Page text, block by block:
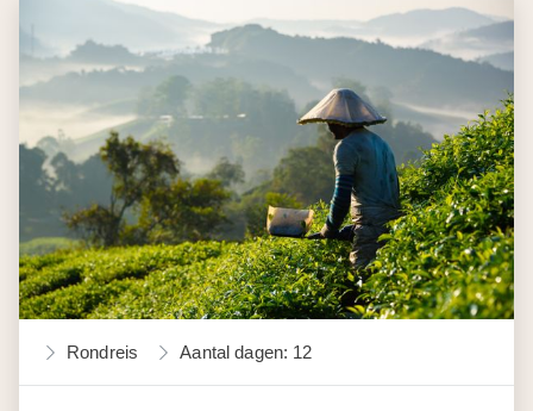
Rondreis Aantal dagen: 12